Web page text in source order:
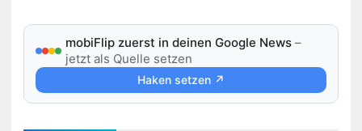
mobiFlip zuerst in deinen Google News –
jetzt als Quelle setzen
Haken setzen ↗